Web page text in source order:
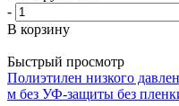
-
В корзину
Быстрый просмотр
Полиэтилен низкого
м без УФ-защиты без